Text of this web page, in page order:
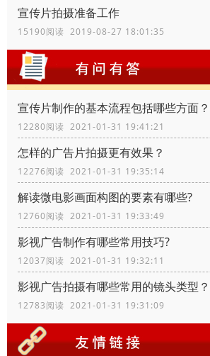
宣传片拍摄准备工作
15190阅读 2019-08-27 18:01:35
宣传片制作的基本流程包括哪些方面？
12280阅读 2021-01-31 19:41:21
怎样的广告片拍摄更有效果？
12276阅读 2021-01-31 19:35:14
解读微电影画面构图的要素有哪些?
12760阅读 2021-01-31 19:33:49
影视广告制作有哪些常用技巧?
12037阅读 2021-01-31 19:32:11
影视广告拍摄有哪些常用的镜头类型？
12783阅读 2021-01-31 19:31:09